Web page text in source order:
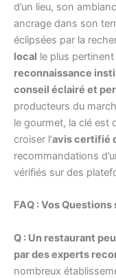
d’un lieu, son
ancrage dans son
éclipsées par la
local le plus
reconnaissance
conseil éclairé et
producteurs du
le gourmet, la clé est
croiser l’avis certifié
recommandations
vérifiés sur des
FAQ : Vos Questions
Q : Un restaurant
par des experts
nombreux